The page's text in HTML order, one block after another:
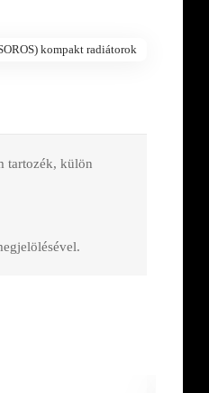
kompakt radiátorok
tartozék, külön